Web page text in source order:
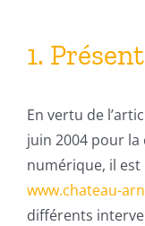
1.
En vertu de
juin 2004 pour la
numérique, il
www.chateau-
différents